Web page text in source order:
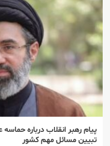
پیام رهبر انقلاب درباره
تبیین مسائل مهم کشور